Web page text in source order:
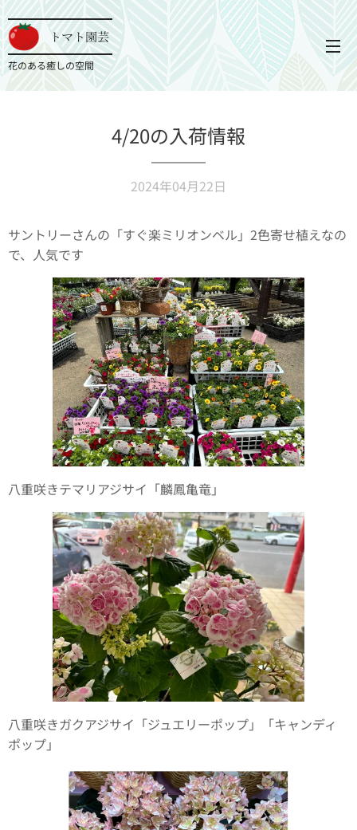
トマト園芸
花のある癒しの空間
4/20の入荷情報
2024年04月22日
サントリーさんの「すぐ楽ミリオンベル」2色寄せ植えなの
で、人気です✨
八重咲きテマリアジサイ「麟鳳亀竜」
八重咲きガクアジサイ「ジュエリーポップ」「キャンディ
ポップ」